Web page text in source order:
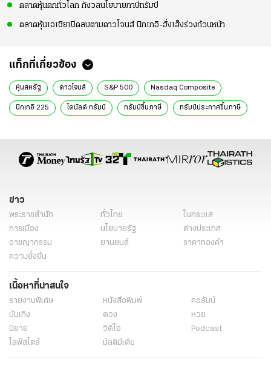
ตลาดหุ้นตกทั่วโลก กังวลนโยบายภาษีทรัมป์
ตลาดหุ้นเอเชียเปิดลบตามดาวโจนส์ นิกเกอิ-ฮั่งเส็งร่วงถ้วนหน้า
แท็กที่เกี่ยวข้อง
หุ้นสหรัฐ ดาวโจนส์ S&P 500 Nasdaq Composite
นิกเกอิ 225 โดนัลด์ ทรัมป์ ทรัมป์ขึ้นภาษี ทรัมป์ประกาศขึ้นภาษี
ต่างประเทศ ข่าวรอบโลก ข่าวรอบโลกวันนี้
ข่าวต่างประเทศ ไทยรัฐออนไลน์
ข่าว
พระราชสำนัก ทั่วไทย
ในกระแส
การเมือง
นโยบายรัฐ
ต่างประเทศ
อาชญากรรม
ยานยนต์
ราคาทองคำ
ความยั่งยืน
เนื้อหาที่น่าสนใจ
รายงานพิเศษ หนังสือพิมพ์
คอลัมน์
บันเทิง
ดวง
หวย
นิยาย
วิดีโอ
Podcast
ไลฟ์สไตล์
มัลติมีเดีย